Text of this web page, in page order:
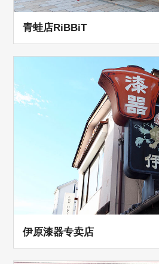
青蛙店RiBBiT
伊原漆器专卖店